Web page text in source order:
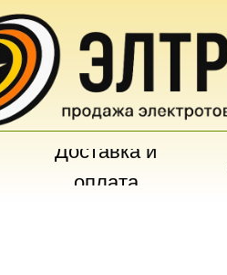
Доставка и
оплата